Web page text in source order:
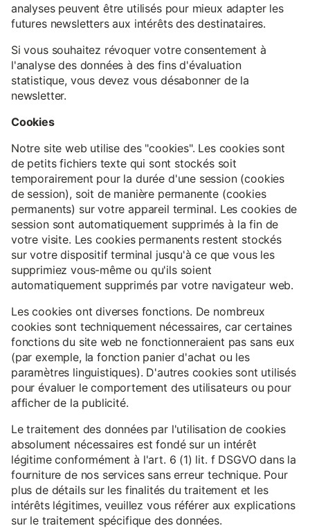
analyses peuvent être utilisés pour mieux adapter les
futures newsletters aux intérêts des destinataires.
Si vous souhaitez révoquer votre consentement à
l'analyse des données à des fins d'évaluation
statistique, vous devez vous désabonner de la
newsletter.
Cookies
Notre site web utilise des "cookies". Les cookies sont
de petits fichiers texte qui sont stockés soit
temporairement pour la durée d'une session (cookies
de session), soit de manière permanente (cookies
permanents) sur votre appareil terminal. Les cookies de
session sont automatiquement supprimés à la fin de
votre visite. Les cookies permanents restent stockés
sur votre dispositif terminal jusqu'à ce que vous les
supprimiez vous-même ou qu'ils soient
automatiquement supprimés par votre navigateur web.
Les cookies ont diverses fonctions. De nombreux
cookies sont techniquement nécessaires, car certaines
fonctions du site web ne fonctionneraient pas sans eux
(par exemple, la fonction panier d'achat ou les
paramètres linguistiques). D'autres cookies sont utilisés
pour évaluer le comportement des utilisateurs ou pour
afficher de la publicité.
Le traitement des données par l'utilisation de cookies
absolument nécessaires est fondé sur un intérêt
légitime conformément à l'art. 6 (1) lit. f DSGVO dans la
fourniture de nos services sans erreur technique. Pour
plus de détails sur les finalités du traitement et les
intérêts légitimes, veuillez vous référer aux explications
sur le traitement spécifique des données.